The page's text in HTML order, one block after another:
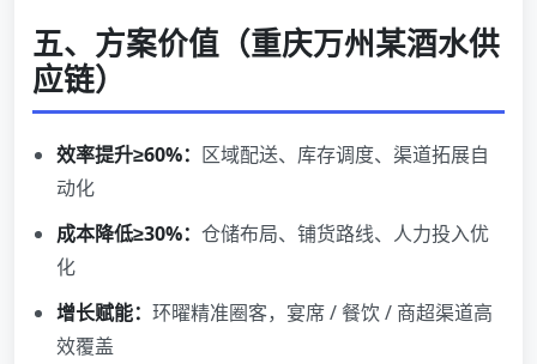
五、方案价值（重庆万州某酒水供
应链）
效率提升≥60%： 区域配送、库存调度、渠道拓展自
动化
成本降低≥30%： 仓储布局、铺货路线、人力投入优
化
增长赋能： 环曜精准圈客，宴席 / 餐饮 / 商超渠道高
效覆盖